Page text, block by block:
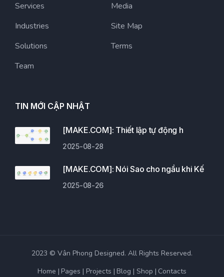
Services
Industries
Solutions
Team
Media
Site Map
Terms
TIN MỚI CẬP NHẬT
[MAKE.COM]: Thiết lập tự động h
2025-08-28
[MAKE.COM]: Nói Sao cho ngầu khi Kế
2025-08-26
2023 © Vân Phong Designed. All Rights Reserved.
Home
Pages Projects Blog Shop Contacts